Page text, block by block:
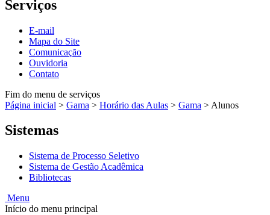
Serviços
E-mail
Mapa do Site
Comunicação
Ouvidoria
Contato
Fim do menu de serviços
Página inicial > Gama > Horário das Aulas > Gama > Alunos
Sistemas
Sistema de Processo Seletivo
Sistema de Gestão Acadêmica
Bibliotecas
Menu
Início do menu principal